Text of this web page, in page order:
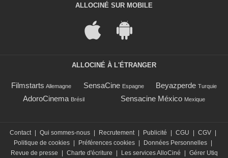
ALLOCINÉ SUR MOBILE
ALLOCINÉ À L'ÉTRANGER
Filmstarts Allemagne SensaCine Espagne Beyazperde Turquie
AdoroCinema Brésil Sensacine México Mexique
Contact Qui sommes-nous Recrutement Publicité CGU CGV
Politique de cookies
Préférences cookies Données Personnelles
Revue de presse
Charte d'écriture Les services AlloCiné Gérer Utiq